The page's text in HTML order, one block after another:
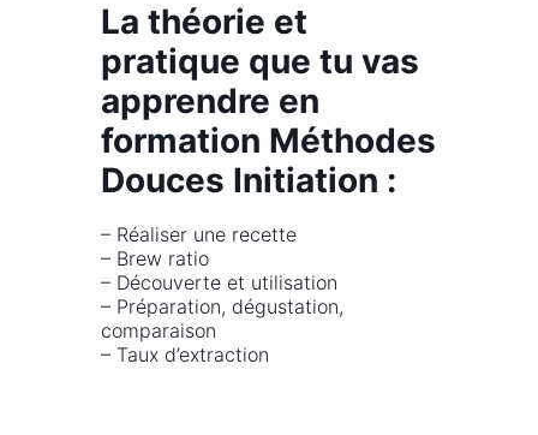
La théorie et
pratique que tu vas
apprendre en
formation Méthodes
Douces Initiation :
– Réaliser une recette
– Brew ratio
– Découverte et utilisation
– Préparation, dégustation,
comparaison
– Taux d’extraction